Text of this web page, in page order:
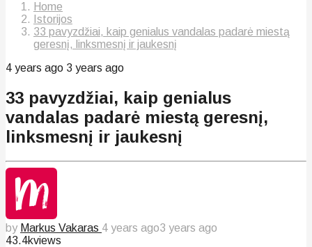
Home
Istorijos
33 pavyzdžiai, kaip genialus vandalas padarė miestą
geresnį, linksmesnį ir jaukesnį
4 years ago 3 years ago
33 pavyzdžiai, kaip genialus
vandalas padarė miestą geresnį,
linksmesnį ir jaukesnį
by Markus Vakaras 4 years ago3 years ago
43.4kviews